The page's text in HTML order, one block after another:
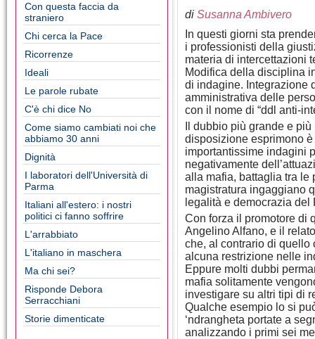
Con questa faccia da
straniero
Chi cerca la Pace
Ricorrenze
Ideali
Le parole rubate
C'è chi dice No
Come siamo cambiati noi che
abbiamo 30 anni
Dignità
I laboratori dell'Università di
Parma
Italiani all'estero: i nostri
politici ci fanno soffrire
L'arrabbiato
L'italiano in maschera
Ma chi sei?
Risponde Debora
Serracchiani
Storie dimenticate
di Susanna Ambivero
In questi giorni sta
i professionisti della
materia di intercettazioni
Modifica della disciplina
di indagine. Integrazione
amministrativa delle
con il nome di “ddl anti-
Il dubbio più grande e
disposizione esprimono
importantissime indagini
negativamente
alla mafia, battaglia tra le
magistratura ingaggiano
legalità e democrazia
Con forza il promotore di
Angelino Alfano, e il
che, al contrario di quello
alcuna restrizione nelle
Eppure molti dubbi
mafia solitamente
investigare su altri tipi di
Qualche esempio lo si
‘ndrangheta portate a
analizzando i primi sei